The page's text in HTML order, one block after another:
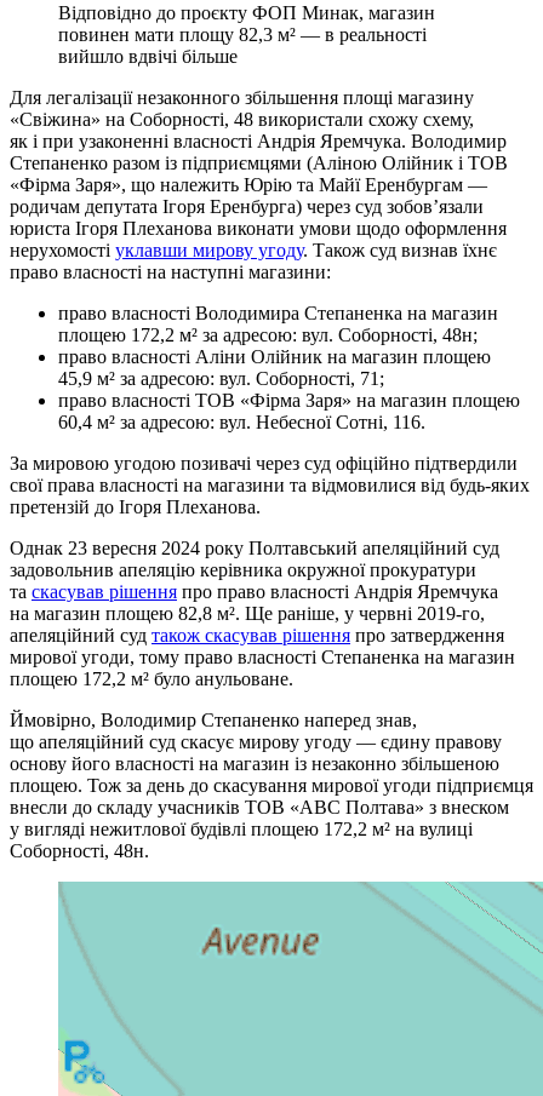
Відповідно до проєкту ФОП Минак, магазин
повинен мати площу 82,3 м² — в реальності
вийшло вдвічі більше
Для легалізації незаконного збільшення площі магазину
«Свіжина» на Соборності, 48 використали схожу схему,
як і при узаконенні власності Андрія Яремчука. Володимир
Степаненко разом із підприємцями (Аліною Олійник і ТОВ
«Фірма Заря», що належить Юрію та Майї Еренбургам —
родичам депутата Ігоря Еренбурга) через суд зобов’язали
юриста Ігоря Плеханова виконати умови щодо оформлення
нерухомості уклавши мирову угоду. Також суд визнав їхнє
право власності на наступні магазини:
право власності Володимира Степаненка на магазин
площею 172,2 м² за адресою: вул. Соборності, 48н;
право власності Аліни Олійник на магазин площею
45,9 м² за адресою: вул. Соборності, 71;
право власності ТОВ «Фірма Заря» на магазин площею
60,4 м² за адресою: вул. Небесної Сотні, 116.
За мировою угодою позивачі через суд офіційно підтвердили
свої права власності на магазини та відмовилися від будь-яких
претензій до Ігоря Плеханова.
Однак 23 вересня 2024 року Полтавський апеляційний суд
задовольнив апеляцію керівника окружної прокуратури
та скасував рішення про право власності Андрія Яремчука
на магазин площею 82,8 м². Ще раніше, у червні 2019-го,
апеляційний суд також скасував рішення про затвердження
мирової угоди, тому право власності Степаненка на магазин
площею 172,2 м² було анульоване.
Ймовірно, Володимир Степаненко наперед знав,
що апеляційний суд скасує мирову угоду — єдину правову
основу його власності на магазин із незаконно збільшеною
площею. Тож за день до скасування мирової угоди підприємця
внесли до складу учасників ТОВ «АВС Полтава» з внеском
у вигляді нежитлової будівлі площею 172,2 м² на вулиці
Соборності, 48н.